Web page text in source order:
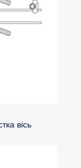
вісь